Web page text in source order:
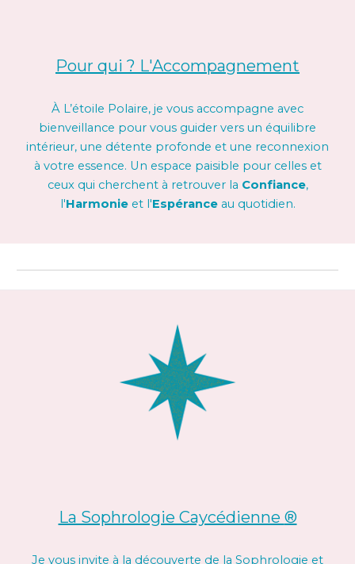
Pour qui ? L'Accompagnement
À L’étoile Polaire, je vous accompagne avec
bienveillance pour vous guider vers un équilibre
intérieur, une détente profonde et une reconnexion
à votre essence. Un espace paisible pour celles et
ceux qui cherchent à retrouver la Confiance,
l'Harmonieet l'Espéranceau quotidien.
La Sophrologie Caycédienne ®
Je vous invite à la découverte de la Sophrologie et